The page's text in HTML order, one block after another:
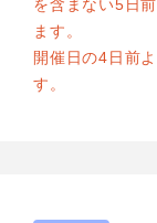
を含まない5日
ます。
開催日の4日前
す。